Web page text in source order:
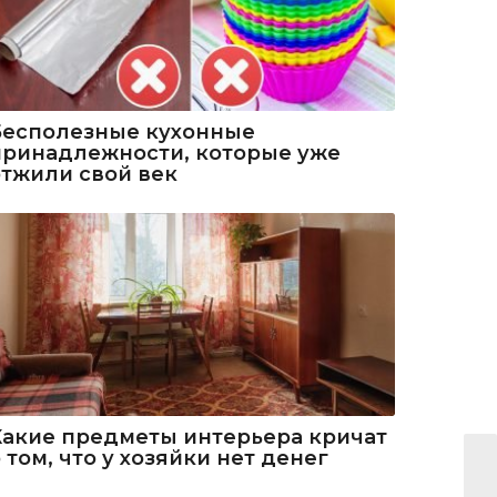
кухонные
которые уже
свой век
предметы интерьера кричат
том, что у хозяйки нет денег